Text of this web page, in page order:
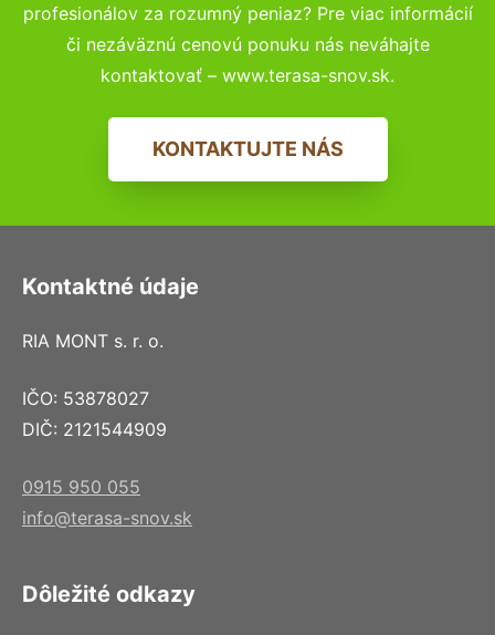
profesionálov za rozumný peniaz? Pre viac informácií
či nezáväznú cenovú ponuku nás neváhajte
kontaktovať – www.terasa-snov.sk.
KONTAKTUJTE NÁS
Kontaktné údaje
RIA MONT s. r. o.
IČO: 53878027
DIČ: 2121544909
0915 950 055
info@terasa-snov.sk
Dôležité odkazy